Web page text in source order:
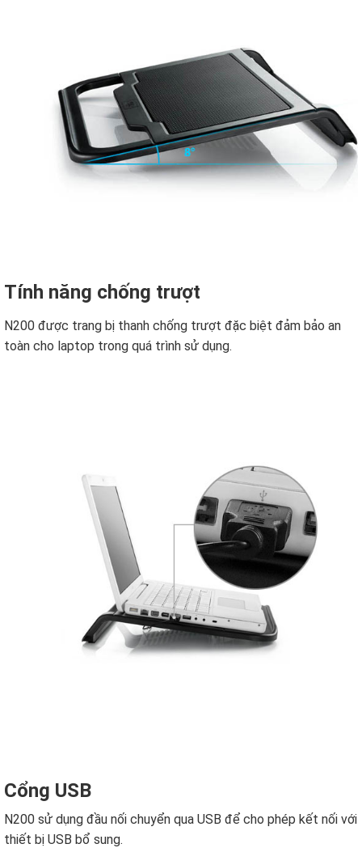
Tính năng chống trượt
N200 được trang bị thanh chống trượt đặc biệt đảm bảo an
toàn cho laptop trong quá trình sử dụng.
Cổng USB
N200 sử dụng đầu nối chuyển qua USB để cho phép kết nối với
thiết bị USB bổ sung.